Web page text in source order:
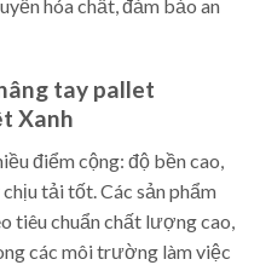
hóa chất, đảm bảo an
tay pallet
Xanh
điểm cộng: độ bền cao,
tải tốt. Các sản phẩm
tiêu chuẩn chất lượng cao,
các môi trường làm việc